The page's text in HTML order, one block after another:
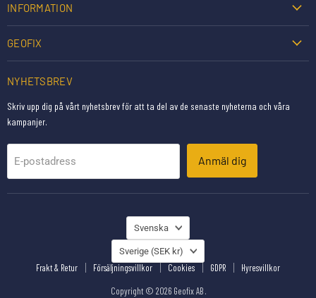
INFORMATION
GEOFIX
NYHETSBREV
Skriv upp dig på vårt nyhetsbrev för att ta del av de senaste nyheterna och våra
kampanjer.
E-postadress Anmäl dig
SPRÅK
Svenska
LAND
Sverige (SEK kr)
Frakt & Retur Försäljningsvillkor Cookies GDPR Hyresvillkor
Copyright © 2026 Geofix AB .